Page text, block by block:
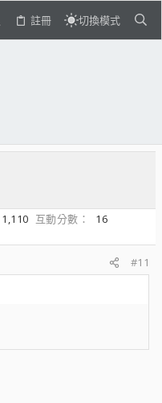
註冊 切換模式
1,110 互動分數
16
#11